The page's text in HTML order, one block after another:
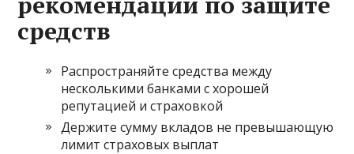
средств
Распространяйте средства между
несколькими банками с хорошей
репутацией и страховкой
Держите сумму вкладов не превышающую
лимит страховых выплат